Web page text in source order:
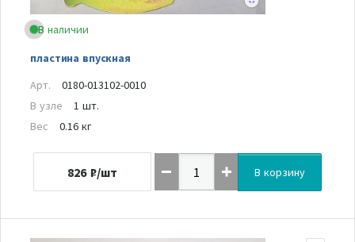
В наличии
пластина впускная
Арт.
0180-013102-0010
В узле
1 шт.
Вес
0.16 кг
826 ₽/шт В корзину